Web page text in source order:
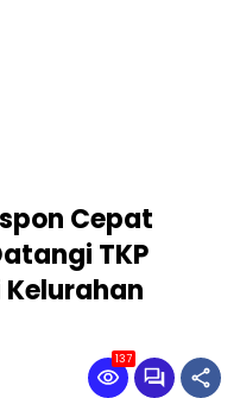
Cepat
TKP
137